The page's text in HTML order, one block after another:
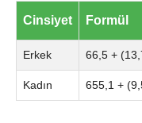
Cinsiyet Formül
Erkek 66,5 +
Kadın 655,1 +